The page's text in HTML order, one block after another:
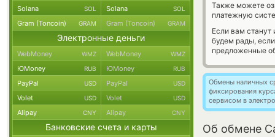
Также можете
платежную
Если вам
будем рады,
предложенные
Обмены наличных
фиксирования
сервисом в
Об обмене
Solana SOL Solana SOL
Gram (Toncoin) GRAM Gram (Toncoin) GRAM
Электронные деньги
WebMoney WMZ WebMoney WMZ
ЮMoney RUB ЮMoney RUB
PayPal USD PayPal USD
Volet USD Volet USD
Alipay CNY Alipay CNY
Банковские счета и карты